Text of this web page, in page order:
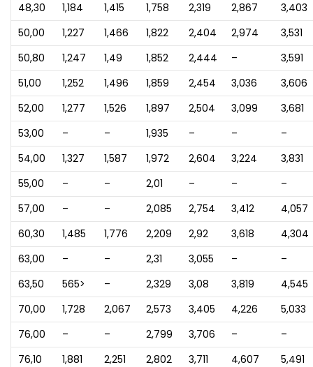
48,30
1,184 1,415 1,758 2,319 2,867
3,403
50,00
1,227 1,466 1,822 2,404 2,974
3,531
50,80
1,247 1,49 1,852 2,444 –
3,591
51,00
1,252 1,496 1,859 2,454 3,036
3,606
52,00
1,277 1,526 1,897 2,504 3,099
3,681
53,00
– – 1,935 – –
–
54,00
1,327 1,587 1,972 2,604 3,224
3,831
55,00
– – 2,01 – –
–
57,00
– – 2,085 2,754 3,412
4,057
60,30
1,485 1,776 2,209 2,92 3,618
4,304
63,00
– – 2,31 3,055 –
–
63,50
565> – 2,329 3,08 3,819
4,545
70,00
1,728 2,067 2,573 3,405 4,226
5,033
76,00
– – 2,799 3,706 –
–
76,10
1,881 2,251 2,802 3,711 4,607
5,491